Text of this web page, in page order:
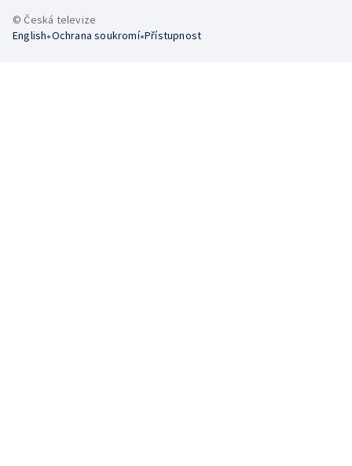
© Česká televize
English•Ochrana soukromí•Přístupnost